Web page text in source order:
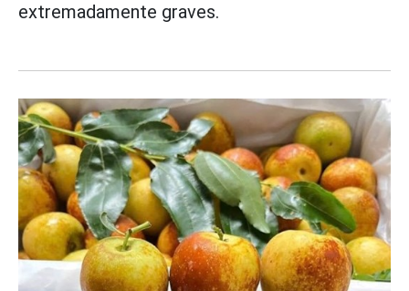
extremadamente graves.